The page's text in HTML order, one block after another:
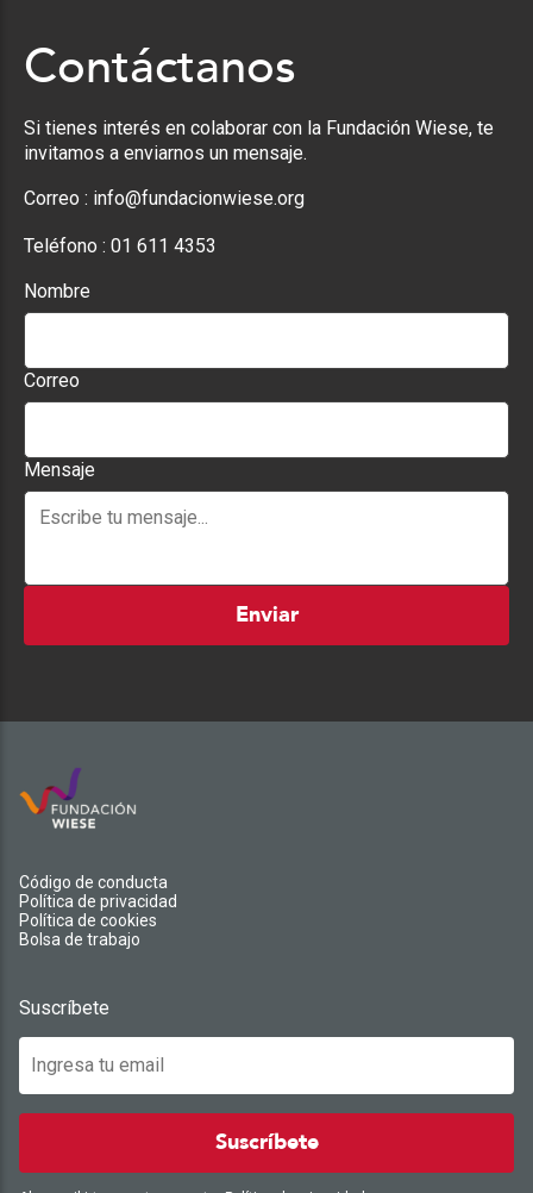
Contáctanos
Si tienes interés en colaborar con la Fundación Wiese, te
invitamos a enviarnos un mensaje.
Correo : info@fundacionwiese.org
Teléfono : 01 611 4353
Nombre
Correo
Mensaje
Enviar
Código de conducta
Política de privacidad
Política de cookies
Bolsa de trabajo
Suscríbete
Suscríbete